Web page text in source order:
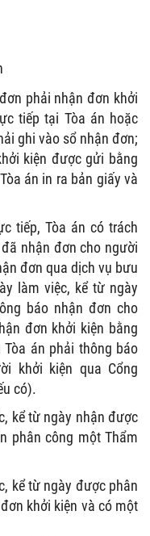
phải nhận đơn khởi
tiếp tại Tòa án hoặc
ghi vào sổ nhận đơn;
kiện được gửi bằng
án in ra bản giấy và
tiếp, Tòa án có trách
nhận đơn cho người
đơn qua dịch vụ bưu
làm việc, kể từ ngày
báo nhận đơn cho
đơn khởi kiện bằng
án phải thông báo
khởi kiện qua Cổng
có).
kể từ ngày nhận được
phân công một Thẩm
kể từ ngày được phân
khởi kiện và có một